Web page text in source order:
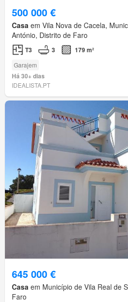
500 000 €
Casa em Vila Nova de Cacela,
António, Distrito de Faro
T3 3 179 m²
Garajem
Há 30+ dias
IDEALISTA.PT
645 000 €
Casa em Município de Vila Real de
Faro